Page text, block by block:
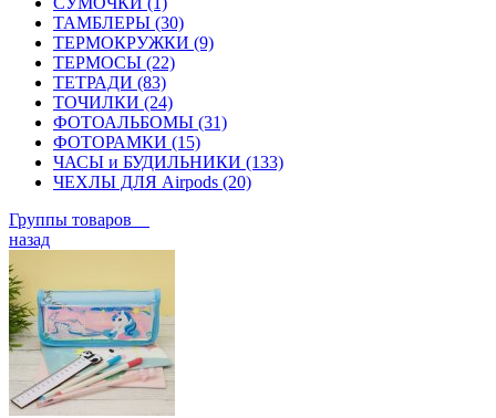
ТАМБЛЕРЫ (30)
ТЕРМОКРУЖКИ (9)
ТЕРМОСЫ (22)
ТЕТРАДИ (83)
ТОЧИЛКИ (24)
ФОТОАЛЬБОМЫ (31)
ФОТОРАМКИ (15)
ЧАСЫ и БУДИЛЬНИКИ (133)
ЧЕХЛЫ ДЛЯ Airpods (20)
Группы товаров
назад